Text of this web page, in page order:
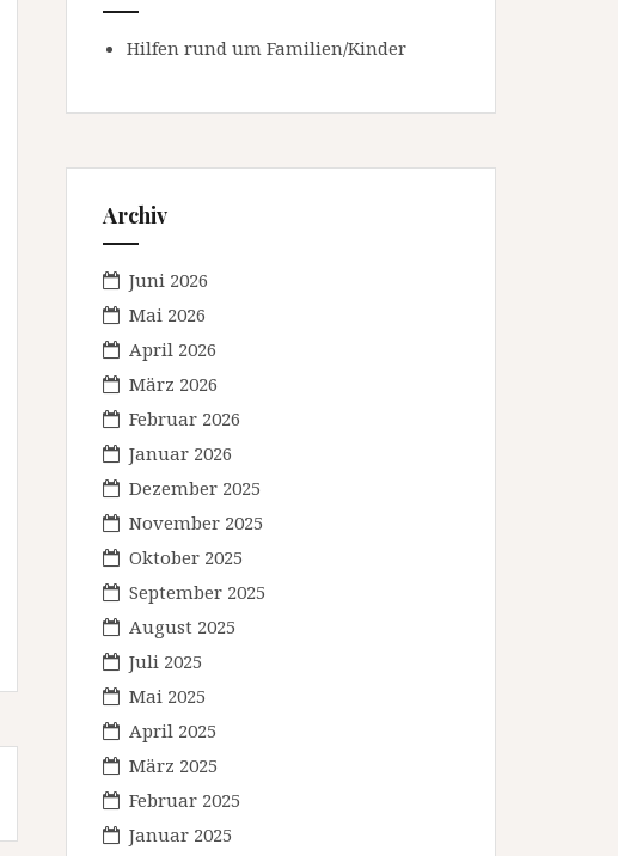
Hilfen rund um Familien/Kinder
Archiv
Juni 2026
Mai 2026
April 2026
März 2026
Februar 2026
Januar 2026
Dezember 2025
November 2025
Oktober 2025
September 2025
August 2025
Juli 2025
Mai 2025
April 2025
März 2025
Februar 2025
Januar 2025